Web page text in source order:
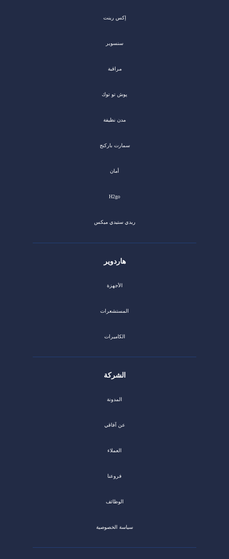
إكس رينت
سنسوير
مراقبة
پوش تو توك
مدن نظيفة
سمارت باركنج
أمان
H2go
ريدي ستيدي ميكس
هاردوير
الأجهزة
المستشعرات
الكاميرات
الشركة
المدونة
عن آفاقي
العملاء
فروعنا
الوظائف
سياسة الخصوصية